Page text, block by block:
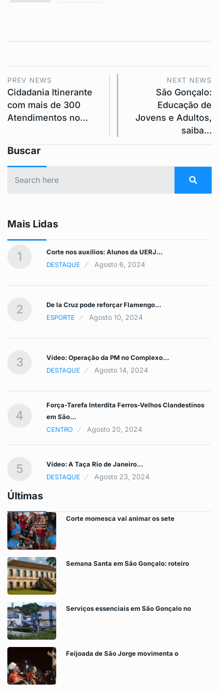
PREV NEWS
Cidadania Itinerante
com mais de 300
Atendimentos no…
NEXT NEWS
São Gonçalo:
Educação de
Jovens e Adultos,
saiba…
Buscar
Mais Lidas
1
Corte nos auxílios: Alunos da UERJ…
DESTAQUE
Agosto 6, 2024
2
De la Cruz pode reforçar Flamengo…
ESPORTE
Agosto 10, 2024
3
Vídeo: Operação da PM no Complexo…
DESTAQUE
Agosto 14, 2024
4
Força-Tarefa Interdita Ferros-Velhos Clandestinos
em São…
CENTRO
Agosto 20, 2024
5
Vídeo: A Taça Rio de Janeiro…
DESTAQUE
Agosto 23, 2024
Últimas
Corte momesca vai animar os sete
Semana Santa em São Gonçalo: roteiro
Serviços essenciais em São Gonçalo no
Feijoada de São Jorge movimenta o